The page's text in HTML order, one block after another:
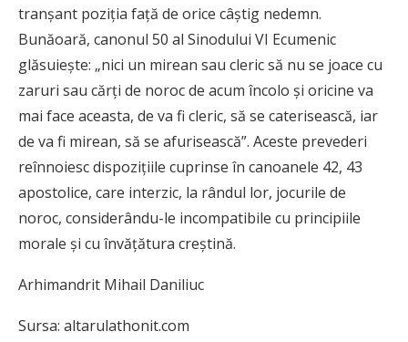
tranșant poziția față de orice câștig nedemn.
Bunăoară, canonul 50 al Sinodului VI Ecumenic
glăsuiește: „nici un mirean sau cleric să nu se joace cu
zaruri sau cărți de noroc de acum încolo și oricine va
mai face aceasta, de va fi cleric, să se caterisească, iar
de va fi mirean, să se afurisească”. Aceste prevederi
reînnoiesc dispozițiile cuprinse în canoanele 42, 43
apostolice, care interzic, la rândul lor, jocurile de
noroc, considerându-le incompatibile cu principiile
morale și cu învățătura creștină.
Arhimandrit Mihail Daniliuc
Sursa: altarulathonit.com